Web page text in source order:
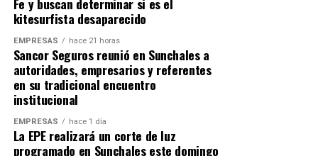
kitesurfista desaparecido
EMPRESAS hace 21 horas
Sancor Seguros reunió en Sunchales a
autoridades, empresarios y referentes
en su tradicional encuentro
institucional
EMPRESAS hace 1 día
La EPE realizará un corte de luz
programado en Sunchales este domingo